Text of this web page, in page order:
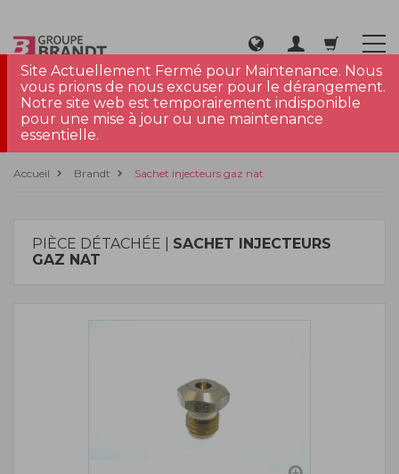
Site Actuellement Fermé pour Maintenance. Nous
vous prions de nous excuser pour le dérangement.
Notre site web est temporairement indisponible
pour une mise à jour ou une maintenance
essentielle.
Accueil Brandt Sachet injecteurs gaz nat
PIÈCE DÉTACHÉE | SACHET INJECTEURS
GAZ NAT